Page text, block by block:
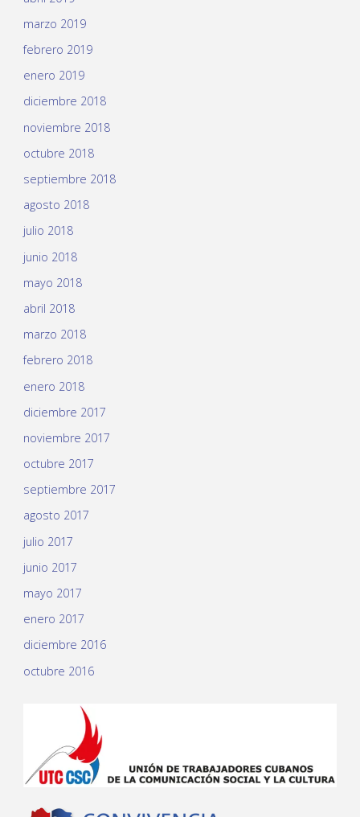
marzo 2019
febrero 2019
enero 2019
diciembre 2018
noviembre 2018
octubre 2018
septiembre 2018
agosto 2018
julio 2018
junio 2018
mayo 2018
abril 2018
marzo 2018
febrero 2018
enero 2018
diciembre 2017
noviembre 2017
octubre 2017
septiembre 2017
agosto 2017
julio 2017
junio 2017
mayo 2017
enero 2017
diciembre 2016
octubre 2016